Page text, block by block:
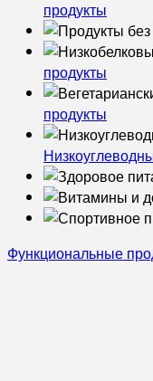
продукты
продукты
продукты
Функциональные